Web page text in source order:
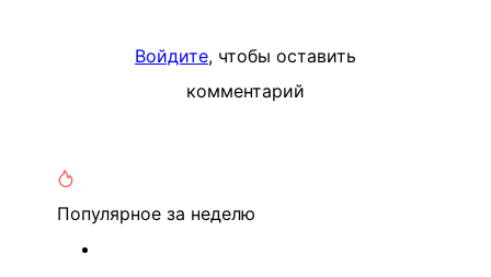
Войдите, чтобы оставить
комментарий
Популярное за неделю